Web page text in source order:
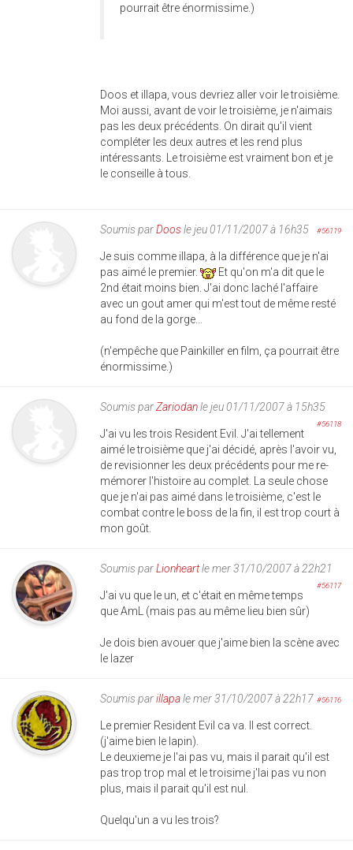
pourrait être énormissime.)
Doos et illapa, vous devriez aller voir le troisième.
Moi aussi, avant de voir le troisième, je n'aimais
pas les deux précédents. On dirait qu'il vient
compléter les deux autres et les rend plus
intéressants. Le troisième est vraiment bon et je
le conseille à tous.
Soumis parDoosle jeu 01/11/2007 à 16h35 #56119
Je suis comme illapa, à la différence que je n'ai
pas aimé le premier.
Et qu'on m'a dit que le
2nd était moins bien. J'ai donc laché l'affaire
avec un gout amer qui m'est tout de même resté
au fond de la gorge...
(n'empêche que Painkiller en film, ça pourrait être
énormissime.)
Soumis parZariodanle jeu 01/11/2007 à 15h35
#56118
J'ai vu les trois Resident Evil. J'ai tellement
aimé le troisième que j'ai décidé, après l'avoir vu,
de revisionner les deux précédents pour me re-
mémorer l'histoire au complet. La seule chose
que je n'ai pas aimé dans le troisième, c'est le
combat contre le boss de la fin, il est trop court à
mon goût.
Soumis parLionheartle mer 31/10/2007 à 22h21
#56117
J'ai vu que le un, et c'était en même temps
que AmL (mais pas au même lieu bien sûr)
Je dois bien avouer que j'aime bien la scène avec
le lazer
Soumis parillapale mer 31/10/2007 à 22h17 #56116
Le premier Resident Evil ca va. Il est correct.
(j'aime bien le lapin).
Le deuxieme je l'ai pas vu, mais il parait qu'il est
pas trop trop mal et le troisime j'lai pas vu non
plus, mais il parait qu'il est nul.
Quelqu'un a vu les trois?